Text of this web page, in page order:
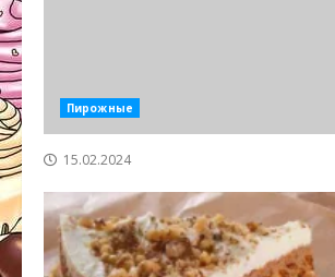
Пирожные
15.02.2024